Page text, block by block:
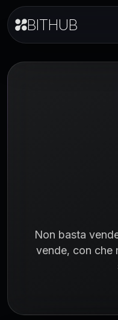
BITHUB
Non basta
vende, con che